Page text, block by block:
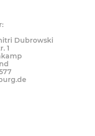
Dubrowski
1